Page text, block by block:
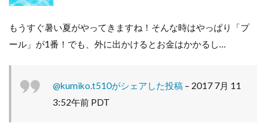
もうすぐ暑い夏がやってきますね！そんな時はやっぱり「プ
ール」が1番！でも、外に出かけるとお金はかかるし…
@kumiko.t510がシェアした投稿 – 2017 7月 11
3:52午前 PDT